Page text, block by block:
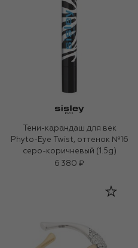
Тени-карандаш для век
Phyto-Eye Twist, оттенок №16
серо-коричневый (1.5g)
6 380 ₽